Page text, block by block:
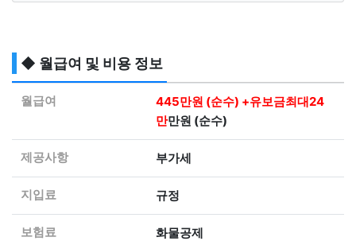
◆ 월급여 및 비용 정보
월급여
445만원 (순수) +유보금최대24
만만원 (순수)
제공사항 부가세
지입료 규정
보험료 화물공제